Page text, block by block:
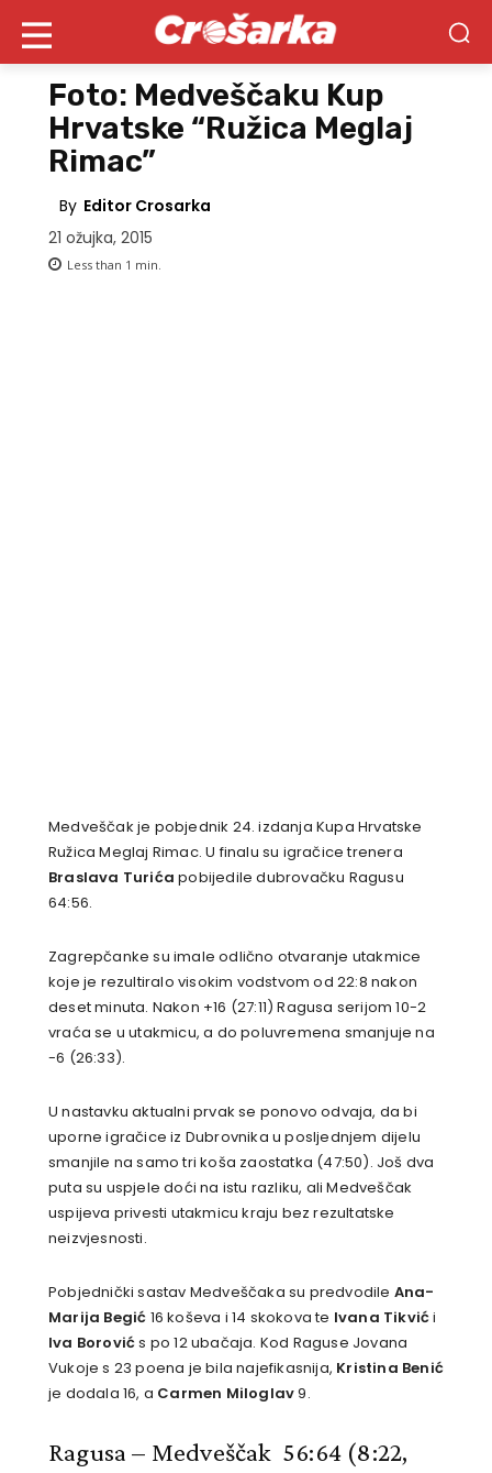
Foto: Medveščaku Kup
Hrvatske “Ružica Meglaj
Rimac”
By Editor Crosarka
21 ožujka, 2015
Less than 1 min.
Medveščak je pobjednik 24. izdanja Kupa Hrvatske
Ružica Meglaj Rimac. U finalu su igračice trenera
Braslava Turića pobijedile dubrovačku Ragusu
64:56.
Zagrepčanke su imale odlično otvaranje utakmice
koje je rezultiralo visokim vodstvom od 22:8 nakon
deset minuta. Nakon +16 (27:11) Ragusa serijom 10-2
vraća se u utakmicu, a do poluvremena smanjuje na
-6 (26:33).
U nastavku aktualni prvak se ponovo odvaja, da bi
uporne igračice iz Dubrovnika u posljednjem dijelu
smanjile na samo tri koša zaostatka (47:50). Još dva
puta su uspjele doći na istu razliku, ali Medveščak
uspijeva privesti utakmicu kraju bez rezultatske
neizvjesnosti.
Pobjednički sastav Medveščaka su predvodile Ana-
Marija Begić 16 koševa i 14 skokova te Ivana Tikvići
Iva Borovićs po 12 ubačaja. Kod Raguse Jovana
Vukoje s 23 poena je bila najefikasnija, Kristina Benić
je dodala 16, a Carmen Miloglav9.
Ragusa – Medveščak 56:64 (8:22,